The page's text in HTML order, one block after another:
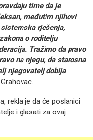
time da je
međutim njihovi
rješenja,
o roditelju
Tražimo da pravo
na njegu, da starosna
njegovatelj dobija
rekla je da će poslanici
i glasati za ovaj